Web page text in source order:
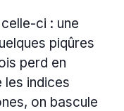
ci : une
piqûres
perd en
les indices
on bascule